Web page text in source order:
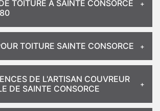
TOITURE À SAINTE CONSORCE
TOITURE SAINTE CONSORCE
DE L'ARTISAN COUVREUR
DE SAINTE CONSORCE